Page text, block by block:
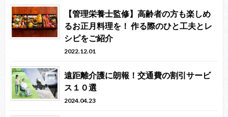
【管理栄養士監修】高齢者の方も楽しめ
るお正月料理を！ 作る際のひと工夫とレ
シピをご紹介
2022.12.01
遠距離介護に朗報！交通費の割引サービ
ス１０選
2024.04.23